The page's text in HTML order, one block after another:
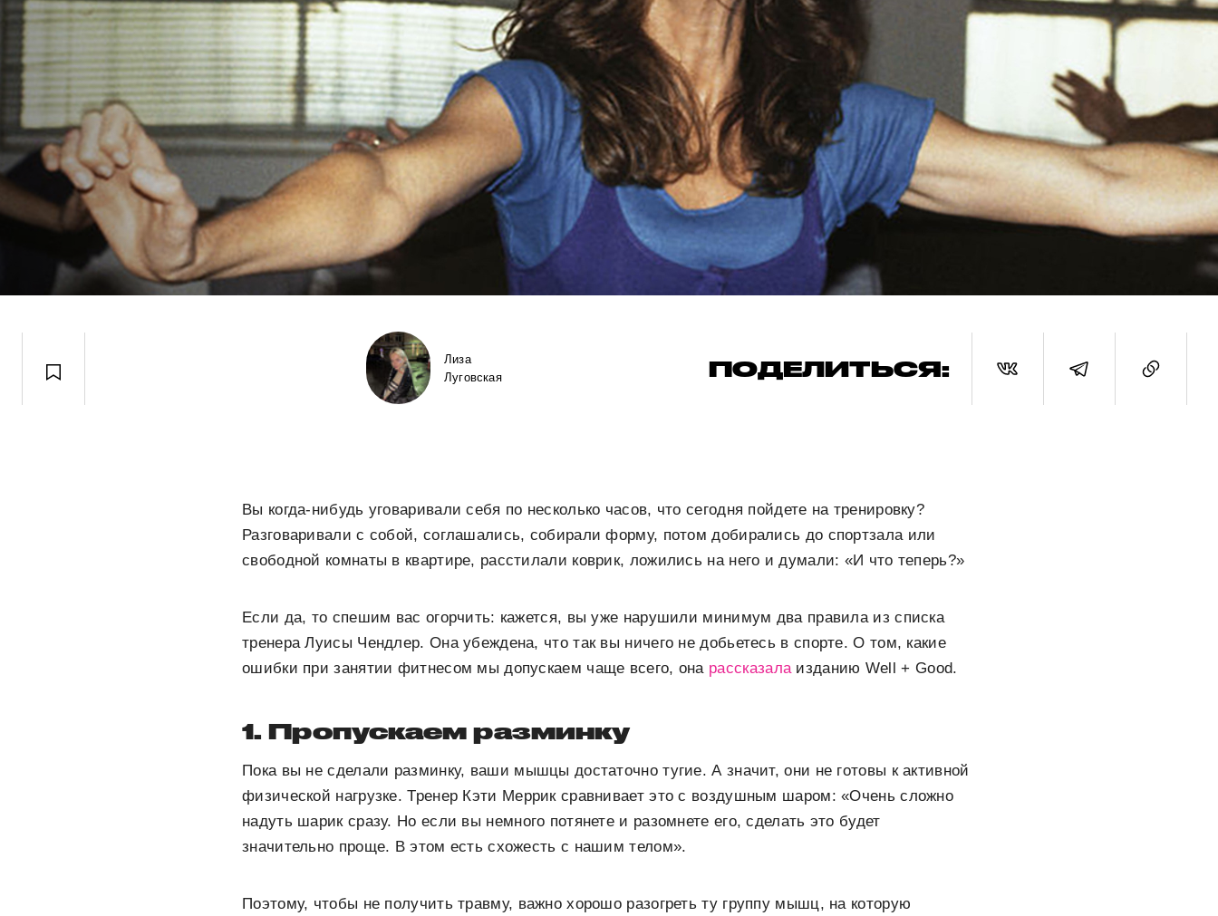
Лиза
Луговская
ПОДЕЛИТЬСЯ:
Вы когда-нибудь уговаривали себя по несколько часов, что сегодня пойдете на тренировку?
Разговаривали с собой, соглашались, собирали форму, потом добирались до спортзала или
свободной комнаты в квартире, расстилали коврик, ложились на него и думали: «И что теперь?»
Если да, то спешим вас огорчить: кажется, вы уже нарушили минимум два правила из списка
тренера Луисы Чендлер. Она убеждена, что так вы ничего не добьетесь в спорте. О том, какие
ошибки при занятии фитнесом мы допускаем чаще всего, она рассказалаизданию Well + Good.
1. Пропускаем разминку
Пока вы не сделали разминку, ваши мышцы достаточно тугие. А значит, они не готовы к активной
физической нагрузке. Тренер Кэти Меррик сравнивает это с воздушным шаром: «Очень сложно
надуть шарик сразу. Но если вы немного потянете и разомнете его, сделать это будет
значительно проще. В этом есть схожесть с нашим телом».
Поэтому, чтобы не получить травму, важно хорошо разогреть ту группу мышц, на которую